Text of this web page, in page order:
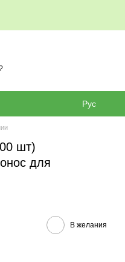
Рус
шт)
для
В желания